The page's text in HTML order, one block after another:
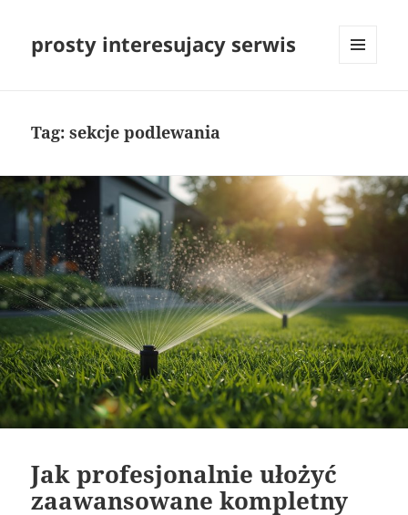
prosty interesujacy serwis
Tag:sekcje podlewania
Jak profesjonalnie ułożyć
zaawansowane kompletny